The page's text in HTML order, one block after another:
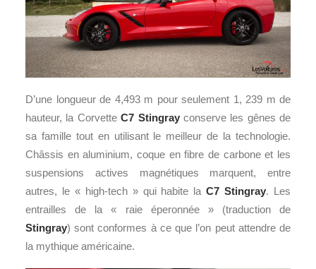
D’une longueur de 4,493 m pour seulement 1, 239 m de
hauteur, la CorvetteC7 Stingrayconserve les gênes de
sa famille tout en utilisant le meilleur de la technologie.
Châssis en aluminium, coque en fibre de carbone et les
suspensions actives magnétiques marquent, entre
autres, le « high-tech » qui habite laC7 Stingray. Les
entrailles de la « raie éperonnée » (traduction de
Stingray) sont conformes à ce que l’on peut attendre de
la mythique américaine.